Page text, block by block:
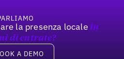
la presenza locale In
di entrate?
demoA DEMO